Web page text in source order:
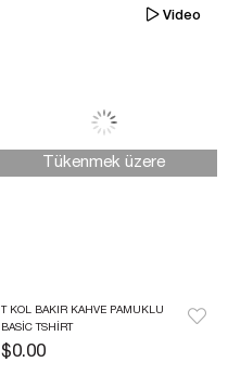
T KOL BAKIR KAHVE PAMUKLU
BASIC TSHIRT
$0.00
Tükenmek üzere
Video